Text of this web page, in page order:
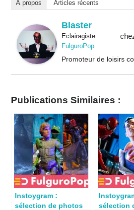
À propos Articles récents
Blaster
Eclairagiste
FulguroPop
Promoteur de loisirs
Publications Similaires :
Instoygram :
sélection de photos
sélection